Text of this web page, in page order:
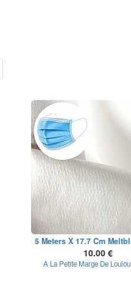
5 Meters X 17.7 Cm
10.00 €
A La Petite Marge De